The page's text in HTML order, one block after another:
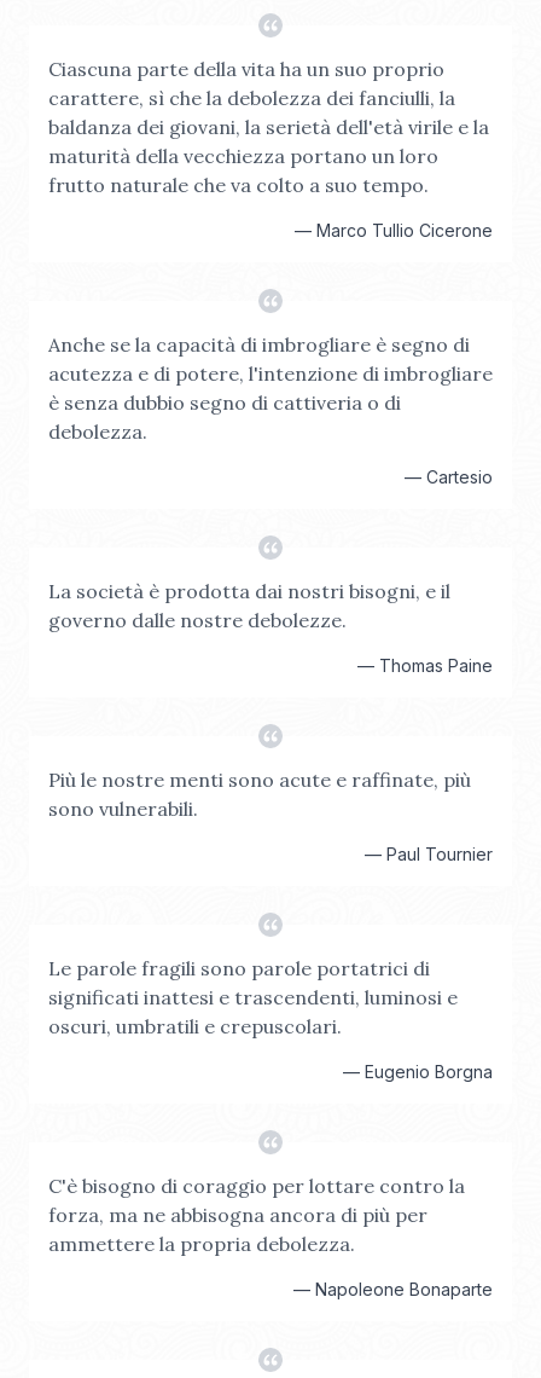
Ciascuna parte della vita ha un suo proprio
carattere, sì che la debolezza dei fanciulli, la
baldanza dei giovani, la serietà dell'età virile e la
maturità della vecchiezza portano un loro
frutto naturale che va colto a suo tempo.
— Marco Tullio Cicerone
Anche se la capacità di imbrogliare è segno di
acutezza e di potere, l'intenzione di imbrogliare
è senza dubbio segno di cattiveria o di
debolezza.
— Cartesio
La società è prodotta dai nostri bisogni, e il
governo dalle nostre debolezze.
— Thomas Paine
Più le nostre menti sono acute e raffinate, più
sono vulnerabili.
— Paul Tournier
Le parole fragili sono parole portatrici di
significati inattesi e trascendenti, luminosi e
oscuri, umbratili e crepuscolari.
— Eugenio Borgna
C'è bisogno di coraggio per lottare contro la
forza, ma ne abbisogna ancora di più per
ammettere la propria debolezza.
— Napoleone Bonaparte